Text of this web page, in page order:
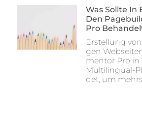
Was Soll­te In
Den
Pro
Erstel­lung
gen
men­tor Pro
Mul­ti­l­in­gu­al-
det, um